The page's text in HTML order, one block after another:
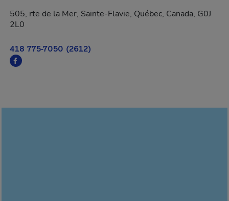
505, rte de la Mer, Sainte-Flavie, Québec, Canada, G0J
2L0
418 775-7050 (2612)